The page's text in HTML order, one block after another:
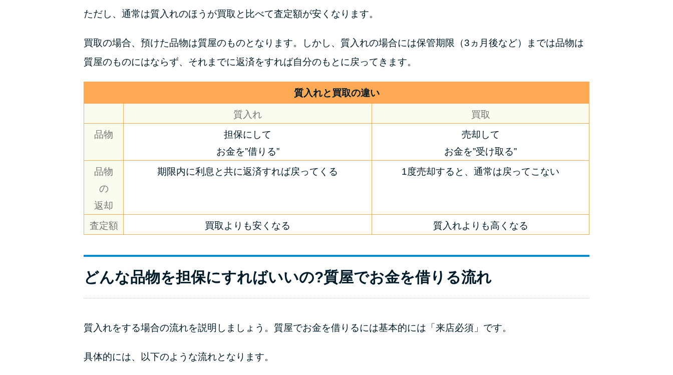
ただし、通常は質入れのほうが買取と比べて査定額が安くなります。
買取の場合、預けた品物は質屋のものとなります。しかし、質入れの場合には保管期限（3ヵ月後など）までは品物は
質屋のものにはならず、それまでに返済をすれば自分のもとに戻ってきます。
質入れと買取の違い
質入れ
買取
品物
担保にして
お金を”借りる”
売却して
お金を”受け取る”
品物
の
返却
期限内に利息と共に返済すれば戻ってくる 1度売却すると、通常は戻ってこない
査定額 買取よりも安くなる 質入れよりも高くなる
どんな品物を担保にすればいいの?質屋でお金を借りる流れ
質入れをする場合の流れを説明しましょう。質屋でお金を借りるには基本的には「来店必須」です。
具体的には、以下のような流れとなります。